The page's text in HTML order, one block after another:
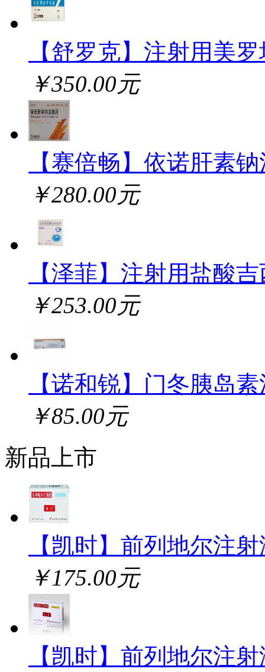
【舒罗克】注射用美
￥350.00元
【赛倍畅】依诺肝素
￥280.00元
【泽菲】注射用盐酸
￥253.00元
【诺和锐】门冬胰岛
￥85.00元
新品上市
【凯时】前列地尔注
￥175.00元
【凯时】前列地尔注